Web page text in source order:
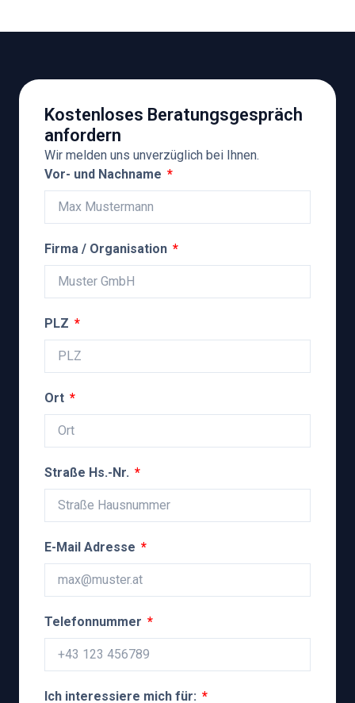
Kostenloses Beratungsgespräch
anfordern
Wir melden uns unverzüglich bei Ihnen.
Vor- und Nachname
Firma / Organisation
PLZ
Ort
Straße Hs.-Nr.
E-Mail Adresse
Telefonnummer
Ich interessiere mich für: